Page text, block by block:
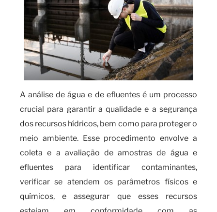
A análise de água e de efluentes é um processo
crucial para garantir a qualidade e a segurança
dos recursos hídricos, bem como para proteger o
meio ambiente. Esse procedimento envolve a
coleta e a avaliação de amostras de água e
efluentes para identificar contaminantes,
verificar se atendem os parâmetros físicos e
químicos, e assegurar que esses recursos